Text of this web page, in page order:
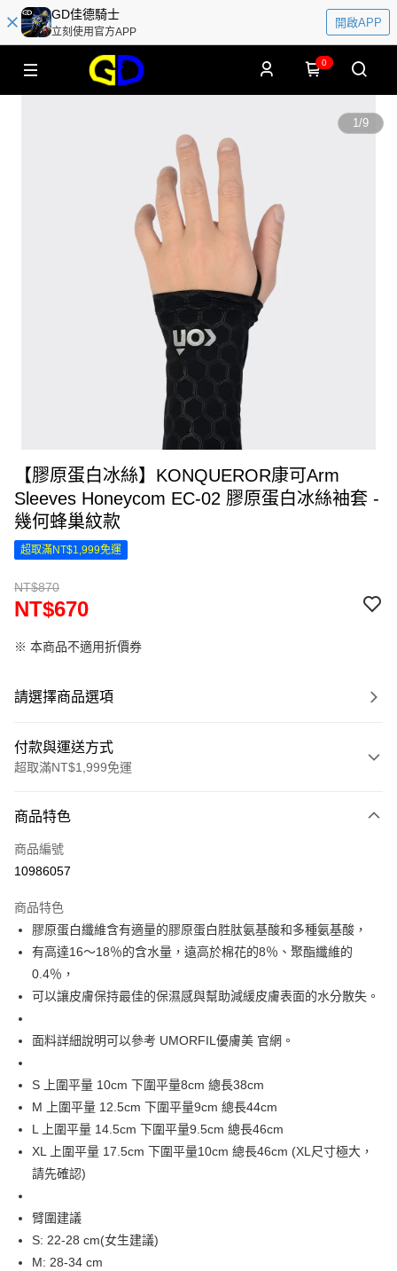
GD佳德騎士
立刻使用官方APP
開啟APP
0
1/9
【膠原蛋白冰絲】KONQUEROR康可Arm
Sleeves Honeycom EC-02 膠原蛋白冰絲袖套 -
幾何蜂巢紋款
超取滿NT$1,999免運
NT$870
NT$670
※ 本商品不適用折價券
請選擇商品選項
付款與運送方式
超取滿NT$1,999免運
信用卡一次付款
信用卡分期付款
合作金庫商業銀行
華南商業銀行
彰化商業銀行
上海商業儲蓄銀行
台北富邦商業銀行
國泰世華商業銀行
臺灣中小企業銀行
台中商業銀行
元大商業銀行
永豐商業銀行
台新國際商業銀行
中國信託商業銀行
台灣樂天信用卡公司
超商取貨付款
LINE Pay
Apple Pay
街口支付
Google Pay
大哥付你分期
相關說明
【大哥付你分期使用說明】
1.本服務由台灣大哥大提供，台灣大哥大用戶可立即使用無須另外申請。
2.付款方式選擇「大哥付你分期」，訂單成立後會自動跳轉到大哥付的交易
流程，驗證手機門號後，選擇欲分期的期數、繳款截止日，確認付款後即完
成交易。
相關說明
【關於「AFTEE先享後付」】
AFTEE先享後付是「在收到商品之後才付款」的支付方式。 讓您購物簡單
ATM付款
商品特色
商品編號
10986057
商品特色
膠原蛋白纖維含有適量的膠原蛋白胜肽氨基酸和多種氨基酸，
有高達16～18％的含水量，遠高於棉花的8％、聚酯纖維的
0.4％，
可以讓皮膚保持最佳的保濕感與幫助減緩皮膚表面的水分散失。
面料詳細說明可以參考 UMORFIL優膚美 官網。
S 上圍平量 10cm 下圍平量8cm 總長38cm
M 上圍平量 12.5cm 下圍平量9cm 總長44cm
L 上圍平量 14.5cm 下圍平量9.5cm 總長46cm
XL 上圍平量 17.5cm 下圍平量10cm 總長46cm (XL尺寸極大，
請先確認)
臂圍建議
S: 22-28 cm(女生建議)
M: 28-34 cm